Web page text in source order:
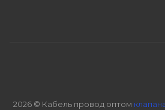
2026 © Кабель провод оптом